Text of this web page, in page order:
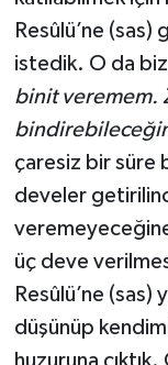
Resûlü’ne
istedik. O da
binit veremem.
çaresiz bir süre
develer
üç deve
Resûlü’ne
düşünüp
huzuruna